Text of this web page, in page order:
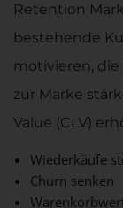
Retention
bestehende
motivieren,
zur Marke
Value (CLV)
Wiederkäufe
Churn senken